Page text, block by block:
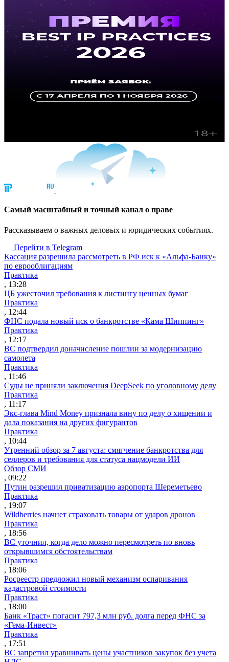
Cамый масштабный и точный канал о праве
Рассказываем о важных деловых и юридических событиях.
Перейти в Telegram
Кассация разрешила рассмотреть в РФ иск к «Альфа-Банку»
по еврооблигациям
Практика
, 13:28
ЦБ ужесточил требования к листингу ценных бумаг
Практика
, 12:44
ФНС подала новый иск о банкротстве «Кама Шиппинг»
Практика
, 12:17
ВС подтвердил доначисление пошлин за модернизацию
самолета
Практика
, 11:46
Суды не приняли заключения DeepSeek по уголовному делу
Практика
, 11:17
Экс-глава Mind Money признала вину по делу о хищении и
дала показания на других фигурантов
Практика
, 10:44
Утренний обзор за 7 августа: смягчение банкротства для
селлеров и требования для статуса нацмодели ИИ
Обзор СМИ
, 09:22
Путин разрешил приватизацию аэропорта Шереметьево
Практика
, 19:07
Wildberries начнет страховать товары от ударов дронов
Практика
, 18:56
ВС уточнил, когда дело можно пересмотреть по вновь
открывшимся обстоятельствам
Практика
, 18:06
Росреестр предложил новый механизм оспаривания
кадастровой стоимости
Практика
, 18:00
Банк «Траст» погасит 797,3 млн руб. долга перед ФНС за
«Гема-Инвест»
Практика
, 17:51
ВС запретил уравнивать цены участников закупок без учета